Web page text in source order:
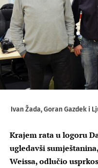
Ivan Žada, Goran Gazdek i
Krajem rata u logoru
ugledavši
Weissa, odlučio